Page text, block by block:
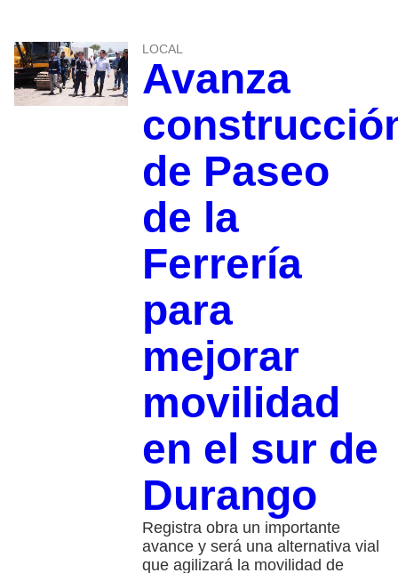
LOCAL
Avanza
de Paseo
de la
Ferrería
para
mejorar
movilidad
en el sur de
Durango
Registra obra un importante
avance y será una alternativa vial
que agilizará la movilidad de